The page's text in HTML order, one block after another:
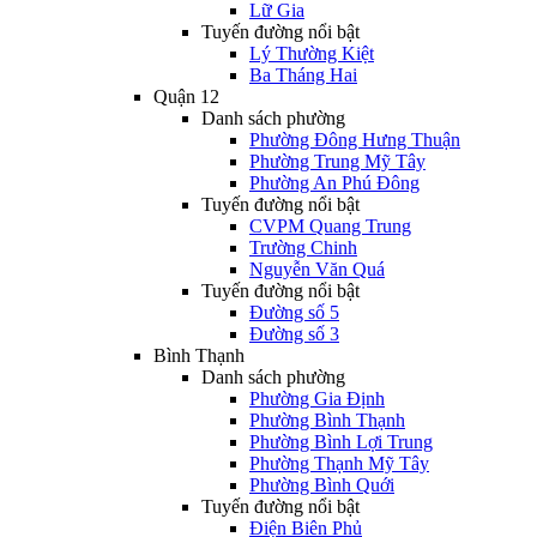
Lữ Gia
Tuyến đường nổi bật
Lý Thường Kiệt
Ba Tháng Hai
Quận 12
Danh sách phường
Phường Đông Hưng Thuận
Phường Trung Mỹ Tây
Phường An Phú Đông
Tuyến đường nổi bật
CVPM Quang Trung
Trường Chinh
Nguyễn Văn Quá
Tuyến đường nổi bật
Đường số 5
Đường số 3
Bình Thạnh
Danh sách phường
Phường Gia Định
Phường Bình Thạnh
Phường Bình Lợi Trung
Phường Thạnh Mỹ Tây
Phường Bình Quới
Tuyến đường nổi bật
Điện Biên Phủ